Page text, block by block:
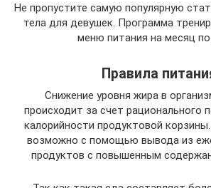
Не пропустите самую популярную
тела для девушек. Программа
меню питания на месяц
Правила
Снижение уровня жира в
происходит за счет рационального
калорийности продуктовой
возможно с помощью вывода из
продуктов с повышенным